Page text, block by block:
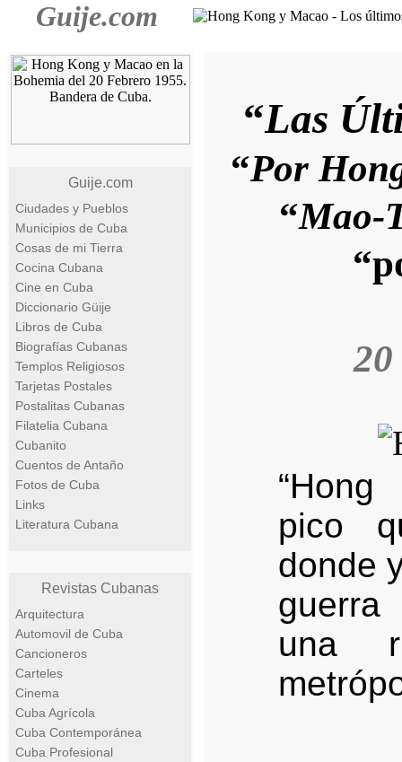
Guije.com
Guije.com
Ciudades y Pueblos
Municipios de Cuba
Cosas de mi Tierra
Cocina Cubana
Cine en Cuba
Diccionario Güije
Libros de Cuba
Biografías Cubanas
Templos Religiosos
Tarjetas Postales
Postalitas Cubanas
Filatelia Cubana
Cubanito
Cuentos de Antaño
Fotos de Cuba
Links
Literatura Cubana
Revistas Cubanas
Arquitectura
Automovil de Cuba
Cancioneros
Carteles
Cinema
Cuba Agrícola
Cuba Contemporánea
Cuba Profesional
“Las
“Por
“Mao-
20
pico
donde
una